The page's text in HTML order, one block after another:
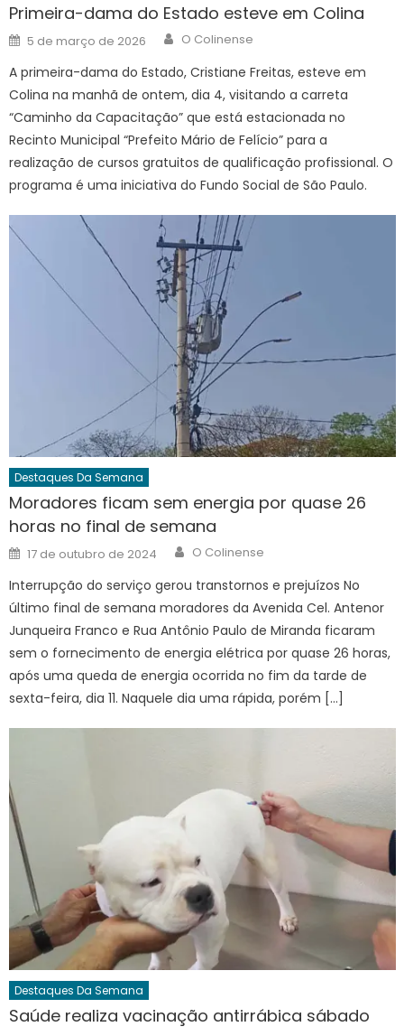
Primeira-dama do Estado esteve em Colina
Posted
on
5 de março de 2026 Author
O Colinense
A primeira-dama do Estado, Cristiane Freitas, esteve em
Colina na manhã de ontem, dia 4, visitando a carreta
“Caminho da Capacitação” que está estacionada no
Recinto Municipal “Prefeito Mário de Felício” para a
realização de cursos gratuitos de qualificação profissional. O
programa é uma iniciativa do Fundo Social de São Paulo.
Destaques Da Semana
Moradores ficam sem energia por quase 26
horas no final de semana
Posted
on
17 de outubro de 2024 Author
O Colinense
Interrupção do serviço gerou transtornos e prejuízos No
último final de semana moradores da Avenida Cel. Antenor
Junqueira Franco e Rua Antônio Paulo de Miranda ficaram
sem o fornecimento de energia elétrica por quase 26 horas,
após uma queda de energia ocorrida no fim da tarde de
sexta-feira, dia 11. Naquele dia uma rápida, porém […]
Destaques Da Semana
Saúde realiza vacinação antirrábica sábado